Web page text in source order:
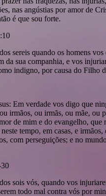
nas angústias por amor de
é que sou forte.
sereis quando os homens
da sua companhia, e vos
indigno, por causa do Filho
Em verdade vos digo que
irmãos, ou irmãs, ou mãe, ou
de mim e do evangelho, que
tempo, em casas, e irmãos,
com perseguições; e no
sois vós, quando vos
todo mal contra vós por